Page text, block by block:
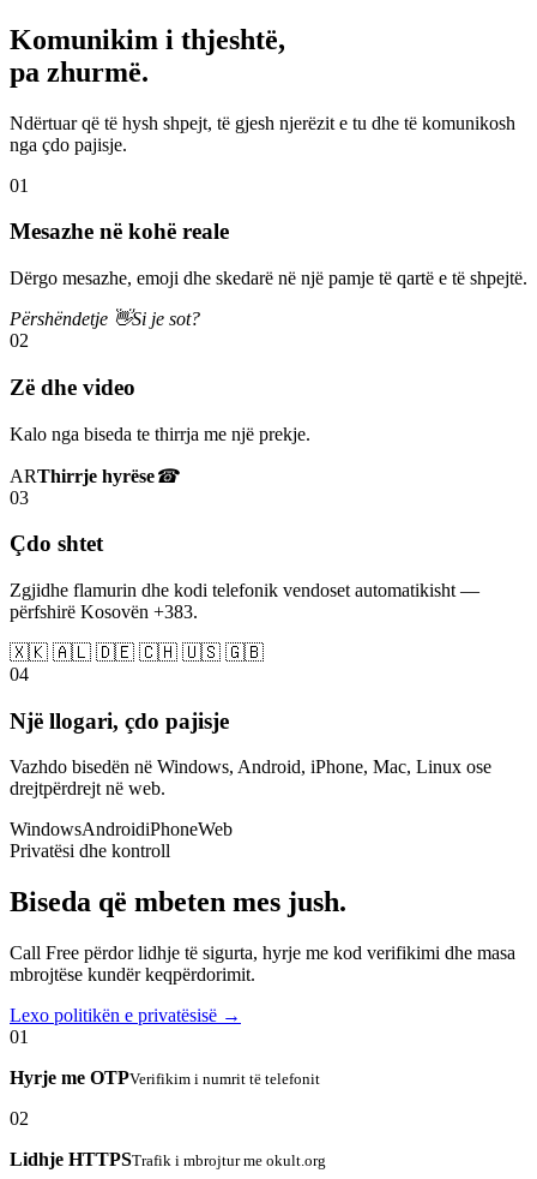
Komunikim i thjeshtë,
pa zhurmë.
Ndërtuar që të hysh shpejt, të gjesh njerëzit e tu dhe të komunikosh
nga çdo pajisje.
01
Mesazhe në kohë reale
Dërgo mesazhe, emoji dhe skedarë në një pamje të qartë e të shpejtë.
Përshëndetje 👋Si je sot?
02
Zë dhe video
Kalo nga biseda te thirrja me një prekje.
ARThirrje hyrëse☎
03
Çdo shtet
Zgjidhe flamurin dhe kodi telefonik vendoset automatikisht —
përfshirë Kosovën +383.
🇽🇰 🇦🇱 🇩🇪 🇨🇭 🇺🇸 🇬🇧
04
Një llogari, çdo pajisje
Vazhdo bisedën në Windows, Android, iPhone, Mac, Linux ose
drejtpërdrejt në web.
WindowsAndroidiPhoneWeb
Privatësi dhe kontroll
Biseda që mbeten mes jush.
Call Free përdor lidhje të sigurta, hyrje me kod verifikimi dhe masa
mbrojtëse kundër keqpërdorimit.
Lexo politikën e privatësisë →
01
Hyrje me OTPVerifikim i numrit të telefonit
02
Lidhje HTTPSTrafik i mbrojtur me okult.org